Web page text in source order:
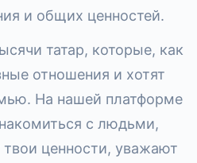
и общих ценностей.
татар, которые, как
отношения и хотят
На нашей платформе
с людьми,
ценности, уважают